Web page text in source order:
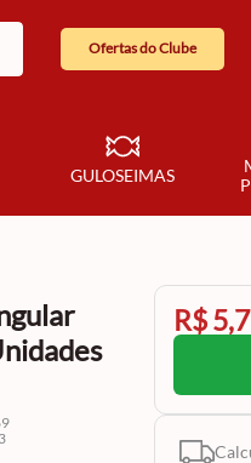
Ofertas do Clube
GULOSEIMAS
R$